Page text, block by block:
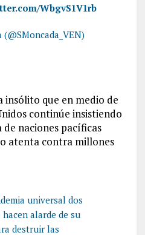
WbgvS1V1rb
insólito que en medio de
continúe insistiendo
naciones pacíficas
atenta contra millones
universal dos
alarde de su
destruir las